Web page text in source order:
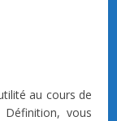
au cours de
vous